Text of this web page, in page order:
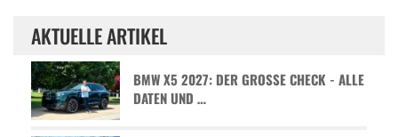
AKTUELLE ARTIKEL
BMW X5 2027: DER GROSSE CHECK - ALLE D
ATEN UND …